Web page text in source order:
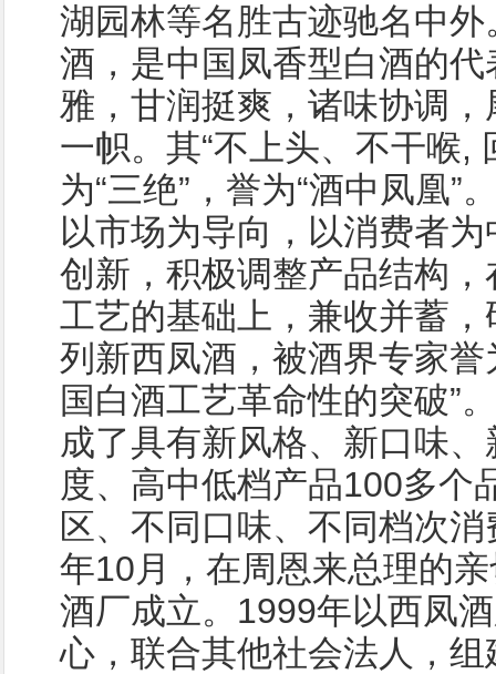
湖园林等名胜古迹驰名中
酒，是中国凤香型白酒的
雅，甘润挺爽，诸味协调
一帜。其“不上头、不干喉,
为“三绝”，誉为“酒中凤凰”
以市场为导向，以消费者
创新，积极调整产品结构
工艺的基础上，兼收并蓄
列新西凤酒，被酒界专家誉
国白酒工艺革命性的突破”
成了具有新风格、新口味
度、高中低档产品100多个
区、不同口味、不同档次
年10月，在周恩来总理的
酒厂成立。1999年以西凤
心，联合其他社会法人，